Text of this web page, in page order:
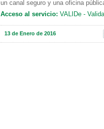
un canal seguro y una oficina
Acceso al servicio: VALIDe -
13 de Enero de 2016